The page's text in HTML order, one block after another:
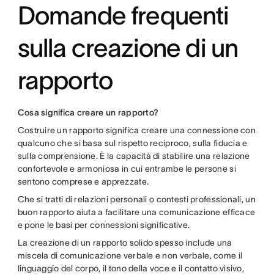
Domande frequenti
sulla creazione di un
rapporto
Cosa significa creare un rapporto?
Costruire un rapporto significa creare una connessione con
qualcuno che si basa sul rispetto reciproco, sulla fiducia e
sulla comprensione. È la capacità di stabilire una relazione
confortevole e armoniosa in cui entrambe le persone si
sentono comprese e apprezzate.
Che si tratti di relazioni personali o contesti professionali, un
buon rapporto aiuta a facilitare una comunicazione efficace
e pone le basi per connessioni significative.
La creazione di un rapporto solido spesso include una
miscela di comunicazione verbale e non verbale, come il
linguaggio del corpo, il tono della voce e il contatto visivo,